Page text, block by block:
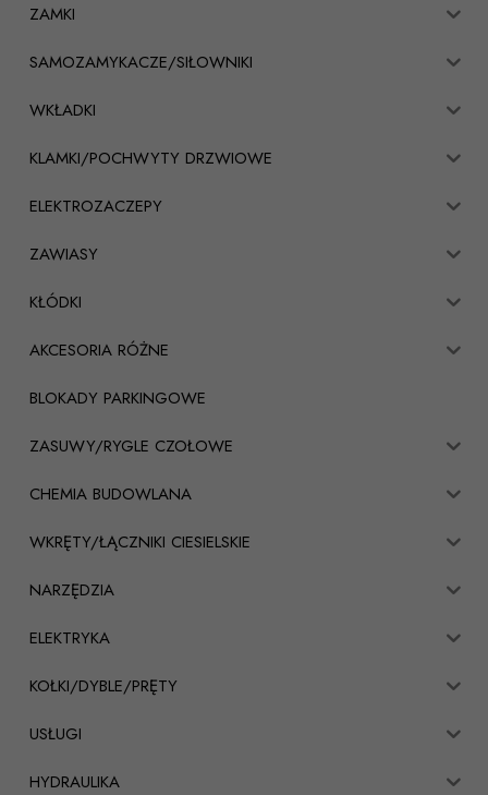
ZAMKI
SAMOZAMYKACZE/SIŁOWNIKI
WKŁADKI
KLAMKI/POCHWYTY DRZWIOWE
ELEKTROZACZEPY
ZAWIASY
KŁÓDKI
AKCESORIA RÓŻNE
BLOKADY PARKINGOWE
ZASUWY/RYGLE CZOŁOWE
CHEMIA BUDOWLANA
WKRĘTY/ŁĄCZNIKI CIESIELSKIE
NARZĘDZIA
ELEKTRYKA
KOŁKI/DYBLE/PRĘTY
USŁUGI
HYDRAULIKA